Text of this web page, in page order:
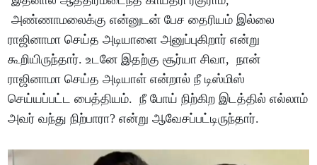
அண்ணாமலைக்கு என்னுடன் பேச தைரியம் இல்லை
ராஜினாமா செய்த அடியாளை அனுப்புகிறார் என்று
கூறியிருந்தார். உடனே இதற்கு சூர்யா சிவா, நான்
ராஜினாமா செய்த அடியாள் என்றால் நீ டிஸ்மிஸ்
செய்யப்பட்ட பைத்தியம். நீ போய் நிற்கிற இடத்தில் எல்லாம்
அவர் வந்து நிற்பாரா? என்று ஆவேசப்பட்டிருந்தார்.